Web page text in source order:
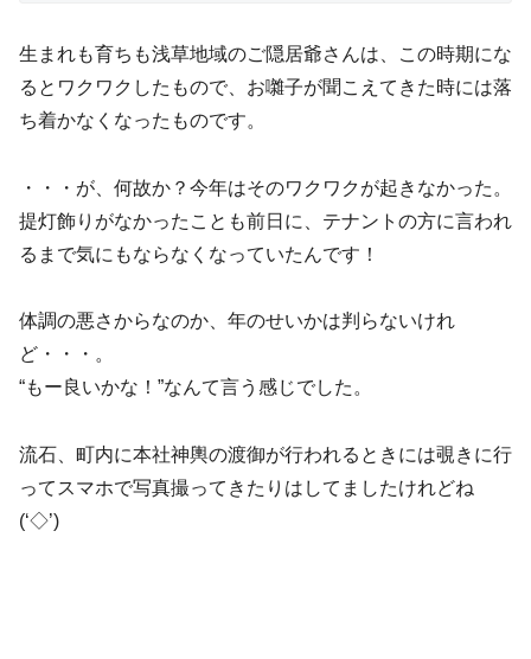
生まれも育ちも浅草地域のご隠居爺さんは、この時期にな
るとワクワクしたもので、お囃子が聞こえてきた時には落
ち着かなくなったものです。
・・・が、何故か？今年はそのワクワクが起きなかった。
提灯飾りがなかったことも前日に、テナントの方に言われ
るまで気にもならなくなっていたんです！
体調の悪さからなのか、年のせいかは判らないけれ
ど・・・。
“もー良いかな！”なんて言う感じでした。
流石、町内に本社神輿の渡御が行われるときには覗きに行
ってスマホで写真撮ってきたりはしてましたけれどね
(‘◇’)ゞ